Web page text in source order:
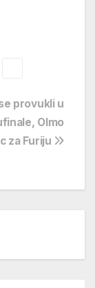
provukli u
Olmo
za Furiju